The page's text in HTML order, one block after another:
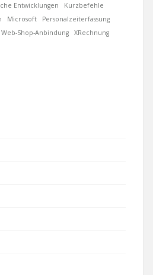
Entwicklungen
Kurzbefehle
Microsoft
Personalzeiterfassung
Web-Shop-Anbindung
XRechnung